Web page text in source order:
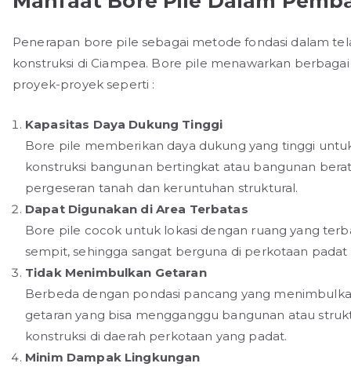
Penerapan bore pile sebagai metode fondasi dalam
konstruksi di Ciampea. Bore pile menawarkan
proyek-proyek seperti :
Kapasitas Daya Dukung Tinggi
Bore pile memberikan daya dukung yang tinggi
konstruksi bangunan bertingkat atau bangunan
pergeseran tanah dan keruntuhan struktural.
Dapat Digunakan di Area Terbatas
Bore pile cocok untuk lokasi dengan ruang yang
sempit, sehingga sangat berguna di perkotaan
Tidak Menimbulkan Getaran
Berbeda dengan pondasi pancang yang
getaran yang bisa mengganggu bangunan atau
konstruksi di daerah perkotaan yang padat.
Minim Dampak Lingkungan